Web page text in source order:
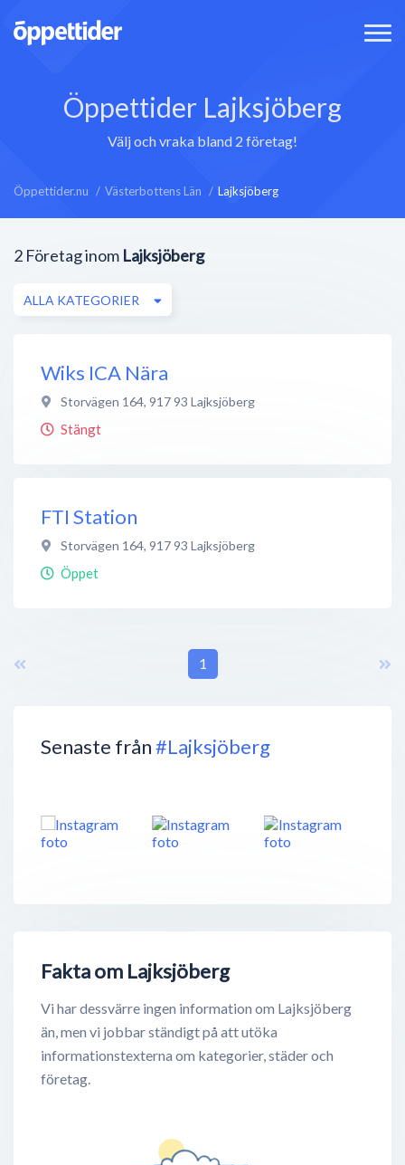
Öppettider Lajksjöberg
Välj och vraka bland 2 företag!
Öppettider.nu Västerbottens Län Lajksjöberg
Senaste från#Lajksjöberg
Fakta om Lajksjöberg
Vi har dessvärre ingen information om Lajksjöberg
än, men vi jobbar ständigt på att utöka
informationstexterna om kategorier, städer och
företag.
2 Företag inom Lajksjöberg
ALLA KATEGORIER
Wiks ICA Nära
Storvägen 164, 917 93 Lajksjöberg
Stängt
FTI Station
Storvägen 164, 917 93 Lajksjöberg
Öppet
1